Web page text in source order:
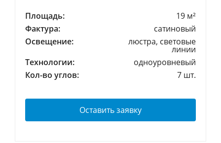
Площадь:
19 м²
Фактура:
сатиновый
Освещение:
люстра, световые
линии
Технологии:
одноуровневый
Кол-во углов:
7 шт.
Оставить заявку